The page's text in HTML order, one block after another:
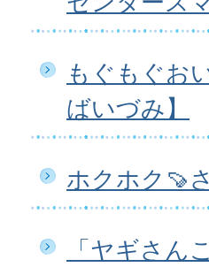
もぐもぐお
ばいづみ】
ホクホク🍠
「ヤギさん